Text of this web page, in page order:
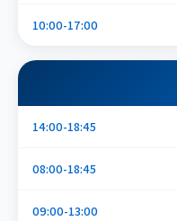
10:00-17:00
14:00-18:45
08:00-18:45
09:00-13:00